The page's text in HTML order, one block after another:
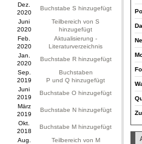
Dez.
2020
Buchstabe S hinzugefügt
Juni
2020
Teilbereich von S
hinzugefügt
Feb.
2020
Aktualisierung -
Literaturverzeichnis
Jan.
2020
Buchstabe R hinzugefügt
Sep.
2019
Buchstaben
P und Q hinzugefügt
Juni
2019
Buchstabe O hinzugefügt
März
2019
Buchstabe N hinzugefügt
Okt.
2018
Buchstabe M hinzugefügt
Aug.
Teilbereich von M